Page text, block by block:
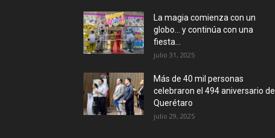
La magia comienza con un
globo… y continúa con una
fiesta...
julio 31, 2025
Más de 40 mil personas
celebraron el 494 aniversario de
Querétaro
julio 29, 2025